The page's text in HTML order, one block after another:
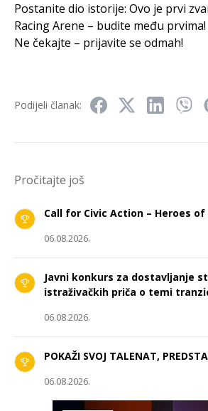
Postanite dio istorije: Ovo je prvi
Racing Arene – budite među prvima!
Ne čekajte – prijavite se odmah!
Podijeli članak:
Pročitajte još
Call for Civic Action – Heroes
06.08.2026.
Javni konkurs za dostavljanje
istraživačkih priča o temi
06.08.2026.
POKAŽI SVOJ TALENAT,
06.08.2026.